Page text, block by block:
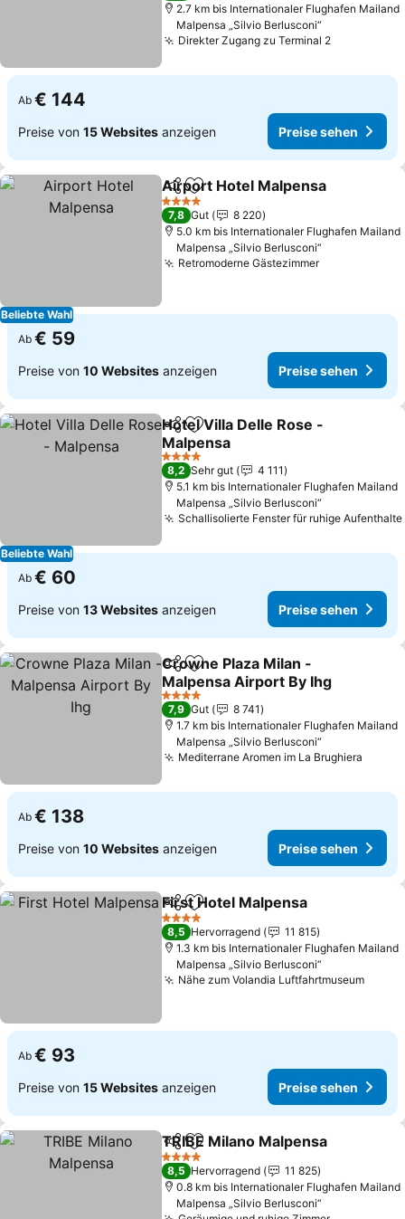
2.7 km bis Internationaler Flughafen Mailand
Malpensa „Silvio Berlusconi“
Direkter Zugang zu Terminal 2Preise
Ab € 144
Preise von 15 Websites anzeigen Preise sehen
Beliebte Wahl
TeilenZu Favoriten hinzufügen
Airport Hotel Malpensa
4 Sterne
7,8 Gut
8 220
5.0 km bis Internationaler Flughafen Mailand
Malpensa „Silvio Berlusconi“
Retromoderne GästezimmerPreise sehen
Ab € 59
Preise von 10 Websites anzeigen Preise sehen
Beliebte Wahl
TeilenZu Favoriten hinzufügen
Hotel Villa Delle Rose -
Malpensa
Preise sehen
4 Sterne
8,2 Sehr gut
4 111
5.1 km bis Internationaler Flughafen Mailand
Malpensa „Silvio Berlusconi“
Schallisolierte Fenster für ruhige Aufenthalte
Ab € 60
Preise von 13 Websites anzeigen Preise sehen
TeilenZu Favoriten hinzufügen
Crowne Plaza Milan -
Malpensa Airport By Ihg
Preise sehen
4 Sterne
7,9 Gut
8 741
1.7 km bis Internationaler Flughafen Mailand
Malpensa „Silvio Berlusconi“
Mediterrane Aromen im La Brughiera
Ab € 138
Preise von 10 Websites anzeigen Preise sehen
TeilenZu Favoriten hinzufügen
First Hotel Malpensa
4 Sterne
8,5 Hervorragend
11 815
1.3 km bis Internationaler Flughafen Mailand
Malpensa „Silvio Berlusconi“
Nähe zum Volandia Luftfahrtmuseum
Ab € 93
Preise von 15 Websites anzeigen Preise sehen
TeilenZu Favoriten hinzufügen
TRIBE Milano Malpensa
4 Sterne
8,5 Hervorragend
11 825
0.8 km bis Internationaler Flughafen Mailand
Malpensa „Silvio Berlusconi“